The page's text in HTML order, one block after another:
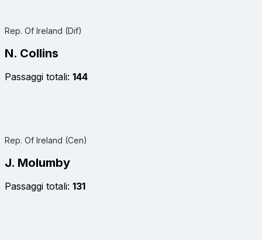
Rep. Of Ireland (Dif)
N. Collins
Passaggi totali: 144
Rep. Of Ireland (Cen)
J. Molumby
Passaggi totali: 131